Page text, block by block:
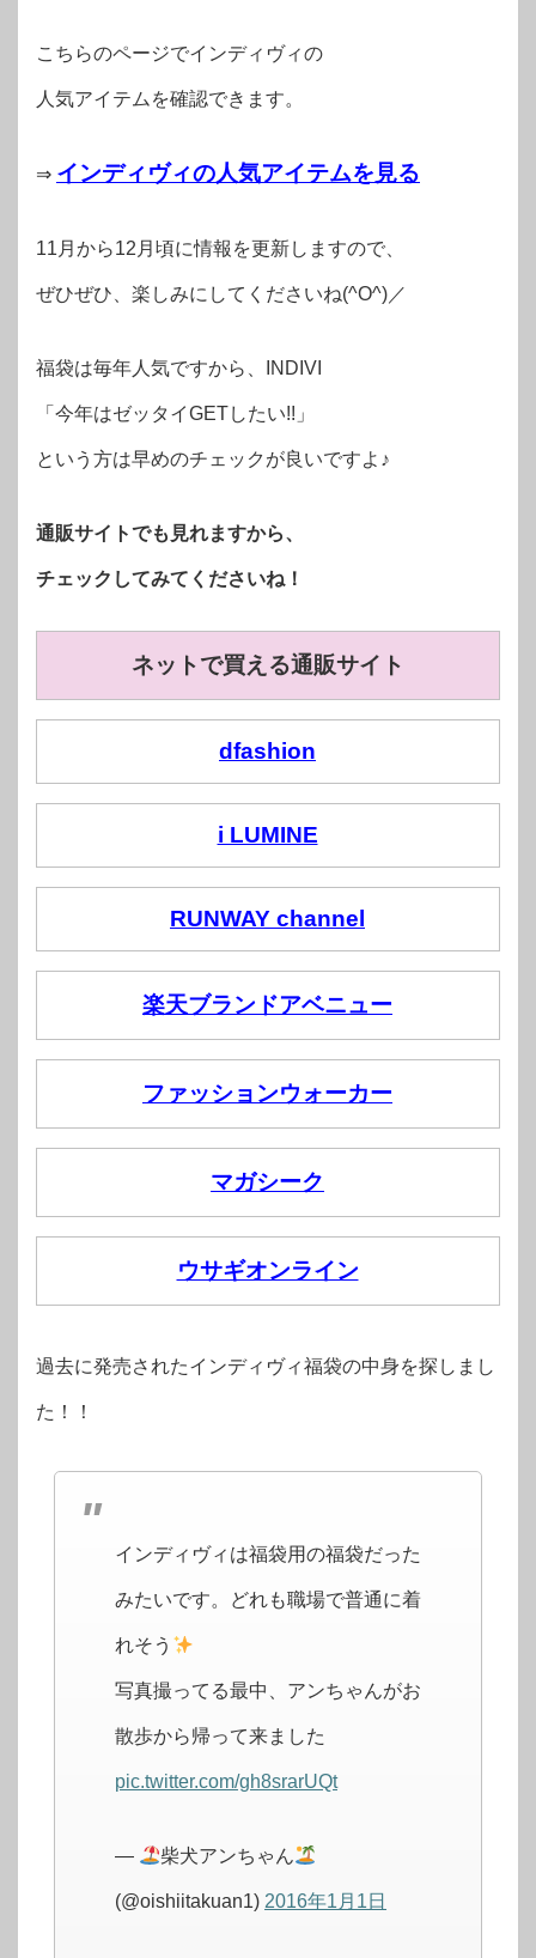
こちらのページでインディヴィの
人気アイテムを確認できます。
⇒ インディヴィの人気アイテムを見る
11月から12月頃に情報を更新しますので、
ぜひぜひ、楽しみにしてくださいね(^O^)／
福袋は毎年人気ですから、INDIVI
「今年はゼッタイGETしたい!!」
という方は早めのチェックが良いですよ♪
通販サイトでも見れますから、
チェックしてみてくださいね！
ネットで買える通販サイト
dfashion
i LUMINE
RUNWAY channel
楽天ブランドアベニュー
ファッションウォーカー
マガシーク
ウサギオンライン
過去に発売されたインディヴィ福袋の中身を探しまし
た！！
インディヴィは福袋用の福袋だった
みたいです。どれも職場で普通に着
れそう
写真撮ってる最中、アンちゃんがお
散歩から帰って来ました
pic.twitter.com/gh8srarUQt
— 柴犬アンちゃん
(@oishiitakuan1) 2016年1月1日